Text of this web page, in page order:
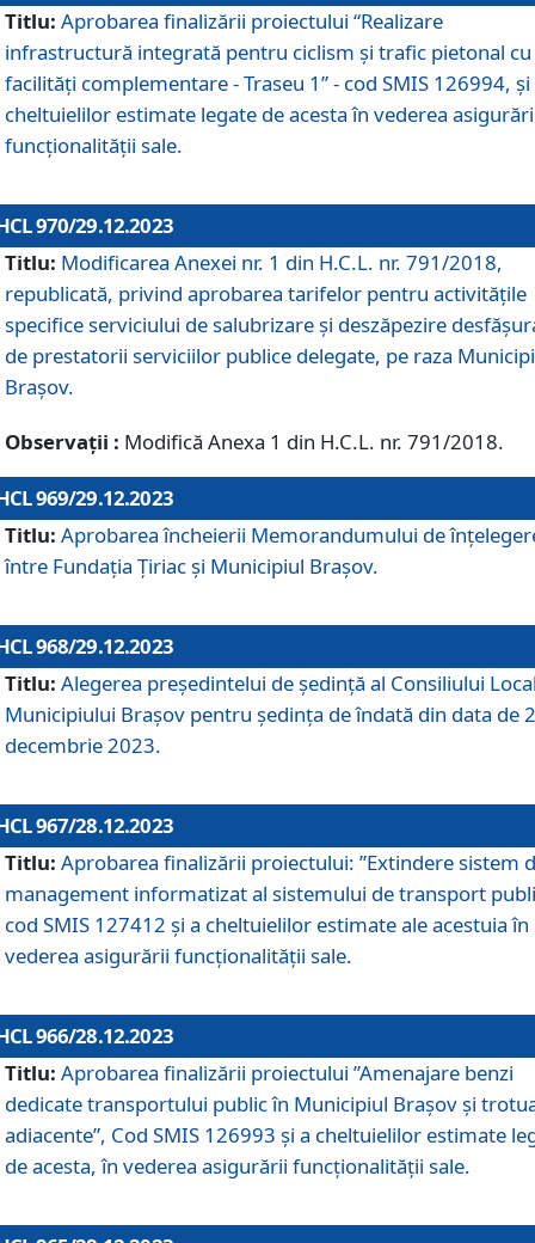
Titlu: Aprobarea finalizării proiectului “Realizare
infrastructură integrată pentru ciclism şi trafic pietonal cu
facilităţi complementare - Traseu 1” - cod SMIS 126994, și
cheltuielilor estimate legate de acesta în vederea
funcționalității sale.
970/29.12.2023
Titlu: Modificarea Anexei nr. 1 din H.C.L. nr. 791/2018,
republicată, privind aprobarea tarifelor pentru activitățile
specifice serviciului de salubrizare și deszăpezire
de prestatorii serviciilor publice delegate, pe raza
Brașov.
Observații : Modifică Anexa 1 din H.C.L. nr. 791/2018.
969/29.12.2023
Titlu: Aprobarea încheierii Memorandumului de
între Fundația Țiriac și Municipiul Brașov.
968/29.12.2023
Titlu: Alegerea preşedintelui de şedinţă al Consiliului
Municipiului Braşov pentru ședința de îndată din data de
decembrie 2023.
967/28.12.2023
Titlu: Aprobarea finalizării proiectului: ”Extindere sistem
management informatizat al sistemului de transport
cod SMIS 127412 și a cheltuielilor estimate ale acestuia în
vederea asigurării funcționalității sale.
966/28.12.2023
Titlu: Aprobarea finalizării proiectului ”Amenajare benzi
dedicate transportului public în Municipiul Brașov şi
adiacente”, Cod SMIS 126993 și a cheltuielilor estimate
de acesta, în vederea asigurării funcționalității sale.